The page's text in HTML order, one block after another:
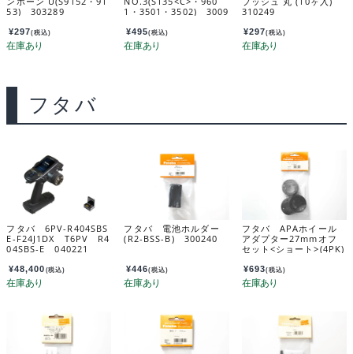
53) 303289
¥297(税込)
1・3501・3502) 3009
¥495(税込)
310249
¥297(税込)
フタバ
フタバ 6PV-R404SBS
E-F24J1DX T6PV R4
04SBS-E 040221
¥48,400 (税込)
フタバ 電池ホルダー
(R2-BSS-B) 300240
¥446(税込)
フタバ APAホイール
アダプター27mmオフ
セット<ショート>(4PK)
¥693(税込)